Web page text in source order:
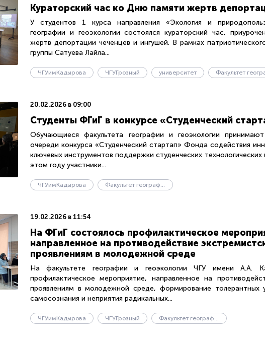
Кураторский час ко Дню памяти жертв
У студентов 1 курса направления «Экология и
географии и геоэкологии состоялся кураторский час,
жертв депортации чеченцев и ингушей. В рамках
группы Сатуева Лайла...
ЧГУимКадырова ЧГУГрозный университет
20.02.2026 в 09:00
Студенты ФГиГ в конкурсе «Студенческий
Обучающиеся факультета географии и геоэкологии
очереди конкурса «Студенческий стартап» Фонда содействия
ключевых инструментов поддержки студенческих технологических
этом году участники...
ЧГУимКадырова Факультет географии и геоэкологии
19.02.2026 в 11:54
На ФГиГ состоялось профилактическое
направленное на противодействие
проявлениям в молодежной среде
На факультете географии и геоэкологии ЧГУ имени А.А.
профилактическое мероприятие, направленное на
проявлениям в молодежной среде, формирование толерантных
самосознания и неприятия радикальных...
ЧГУимКадырова ЧГУГрозный Факультет географии и геоэкологии